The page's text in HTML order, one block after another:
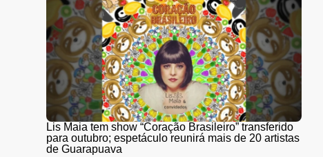
Lis Maia tem show “Coração Brasileiro” transferido
para outubro; espetáculo reunirá mais de 20 artistas
de Guarapuava